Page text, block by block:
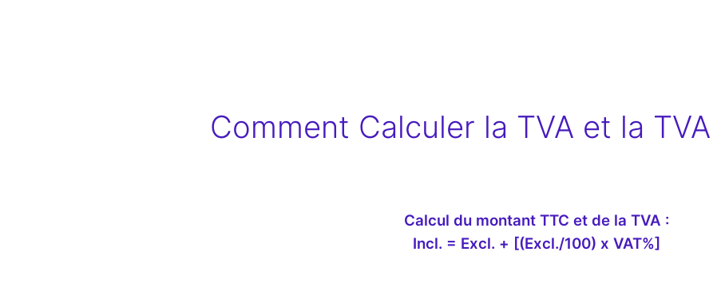
Comment Calculer la TVA et la TVA
Calcul du montant TTC et de la TVA :
Incl. = Excl. + [(Excl./100) x VAT%]